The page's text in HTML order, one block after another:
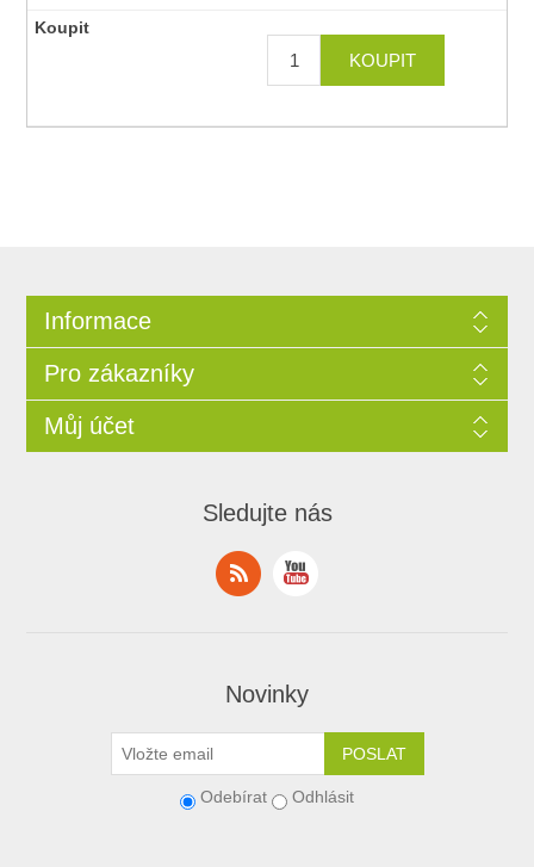
Informace
Pro zákazníky
Můj účet
Sledujte nás
Novinky
Odebírat Odhlásit